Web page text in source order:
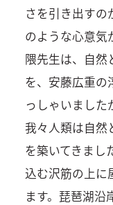
さを引き出すの
のような心意気
隈先生は、自然
を、安藤広重の
っしゃいました
我々人類は自然
を築いてきまし
込む沢筋の上に
ます。琵琶湖沿